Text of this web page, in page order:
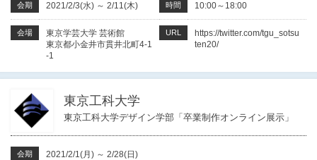
会期 2021/2/3(水) ～ 2/11(木) 時間 10:00～18:00
会場
東京学芸大学 芸術館
東京都小金井市貫井北町4-1
-1
URL
https://twitter.com/tgu_sotsu
ten20/
東京工科大学
東京工科大学デザイン学部「卒業制作オンライン展示」
会期 2021/2/1(月) ～ 2/28(日)